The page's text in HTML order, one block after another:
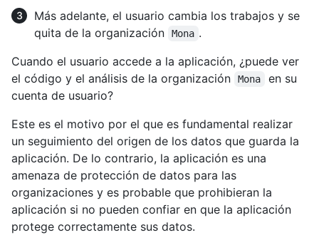
Más adelante, el usuario cambia los trabajos y se
quita de la organización
Mona .
Cuando el usuario accede a la aplicación, ¿puede ver
el código y el análisis de la organización
Mona
en su
cuenta de usuario?
Este es el motivo por el que es fundamental realizar
un seguimiento del origen de los datos que guarda la
aplicación. De lo contrario, la aplicación es una
amenaza de protección de datos para las
organizaciones y es probable que prohibieran la
aplicación si no pueden confiar en que la aplicación
protege correctamente sus datos.